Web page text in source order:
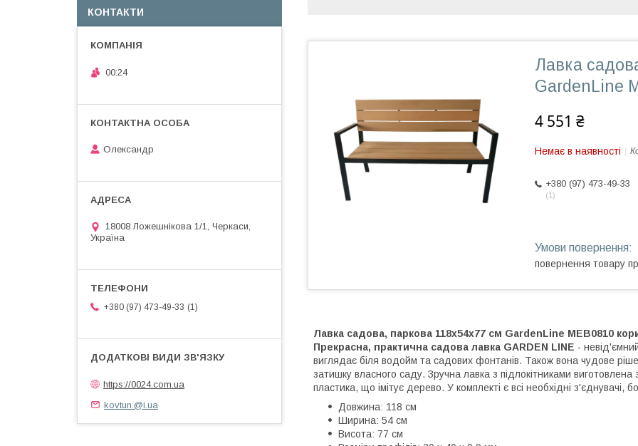
Лавка
GardenLine
4 551 ₴
Немає в наявності
+380 (97) 473-49-33
1
повернення товару
Лавка садова, паркова 118х54х77 см GardenLine MEB0810
Прекрасна, практична садова лавка GARDEN LINE -
виглядає біля водойм та садових фонтанів. Також вона чудове
затишку власного саду. Зручна лавка з підлокітниками виготовлена
пластика, що імітує дерево. У комплекті є всі необхідні з'єднувачі,
Довжина: 118 см
Ширина: 54 см
Висота: 77 см
КОНТАКТИ
00:24
Олександр
18008 Ложешнікова 1/1, Черкаси,
Україна
+380 (97) 473-49-33 1
https://0024.com.ua
kovtun.@i.ua